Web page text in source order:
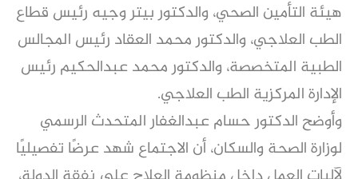
هيئة التأمين الصحي، والدكتور بيتر وجيه رئيس قطاع
الطب العلاجي، والدكتور محمد العقاد رئيس المجالس
الطبية المتخصصة، والدكتور محمد عبدالحكيم رئيس
الإدارة المركزية الطب العلاجي.
وأوضح الدكتور حسام عبدالغفار المتحدث الرسمي
لوزارة الصحة والسكان، أن الاجتماع شهد عرضًا تفصيليًا